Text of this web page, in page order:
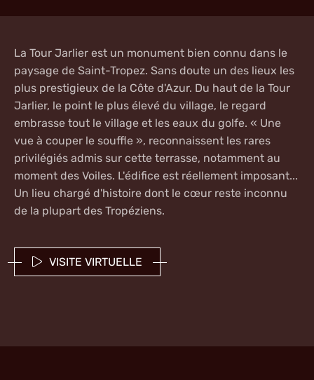
La Tour Jarlier est un monument bien connu dans le
paysage de Saint-Tropez. Sans doute un des lieux les
plus prestigieux de la Côte d'Azur. Du haut de la Tour
Jarlier, le point le plus élevé du village, le regard
embrasse tout le village et les eaux du golfe. « Une
vue à couper le souffle », reconnaissent les rares
privilégiés admis sur cette terrasse, notamment au
moment des Voiles. L'édifice est réellement imposant...
Un lieu chargé d'histoire dont le cœur reste inconnu
de la plupart des Tropéziens.
VISITE VIRTUELLE